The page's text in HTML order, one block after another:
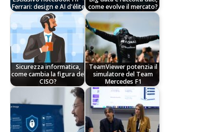
Ferrari: design e AI d'élite come evolve il mercato?
Sicurezza informatica,
come cambia la figura del
CISO?
TeamViewer potenzia il
simulatore del Team
Mercedes F1